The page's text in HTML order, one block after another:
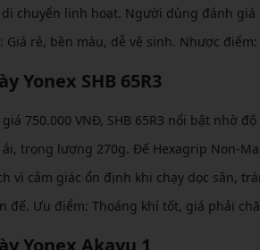
chuyển linh hoạt. Người dùng đánh giá
Giá rẻ, bền màu, dễ vệ sinh. Nhược
Yonex SHB 65R3
giá 750.000 VNĐ, SHB 65R3 nổi bật nhờ
ái, trọng lượng 270g. Đế Hexagrip Non-
vì cảm giác ổn định khi chạy dọc sân,
đế. Ưu điểm: Thoáng khí tốt, giá phải